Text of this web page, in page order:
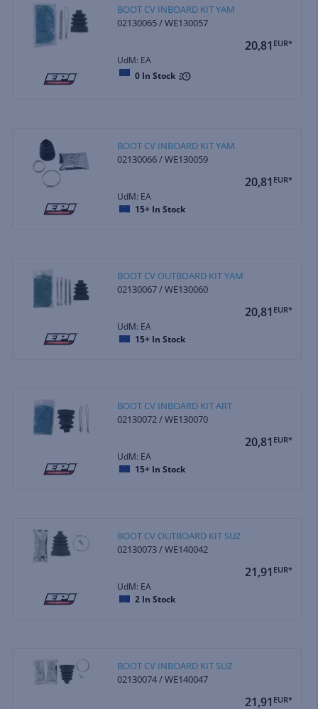
BOOT CV INBOARD KIT YAM
02130065 / WE130057
20,81 EUR*
UdM: EA
0 In Stock
BOOT CV INBOARD KIT YAM
02130066 / WE130059
20,81 EUR*
UdM: EA
15+ In Stock
BOOT CV OUTBOARD KIT YAM
02130067 / WE130060
20,81 EUR*
UdM: EA
15+ In Stock
BOOT CV INBOARD KIT ART
02130072 / WE130070
20,81 EUR*
UdM: EA
15+ In Stock
BOOT CV OUTBOARD KIT SUZ
02130073 / WE140042
21,91 EUR*
UdM: EA
2 In Stock
BOOT CV INBOARD KIT SUZ
02130074 / WE140047
21,91 EUR*